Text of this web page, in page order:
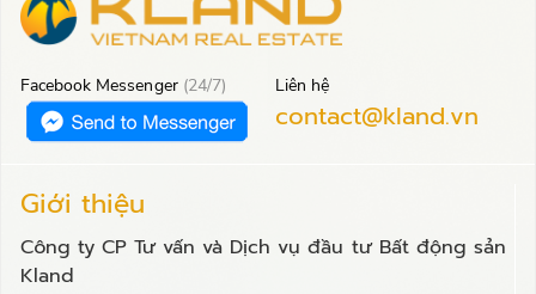
Facebook Messenger (24/7) Liên hệ
contact@kland.vn
Giới thiệu
Công ty CP Tư vấn và Dịch vụ đầu tư Bất động sản
Kland